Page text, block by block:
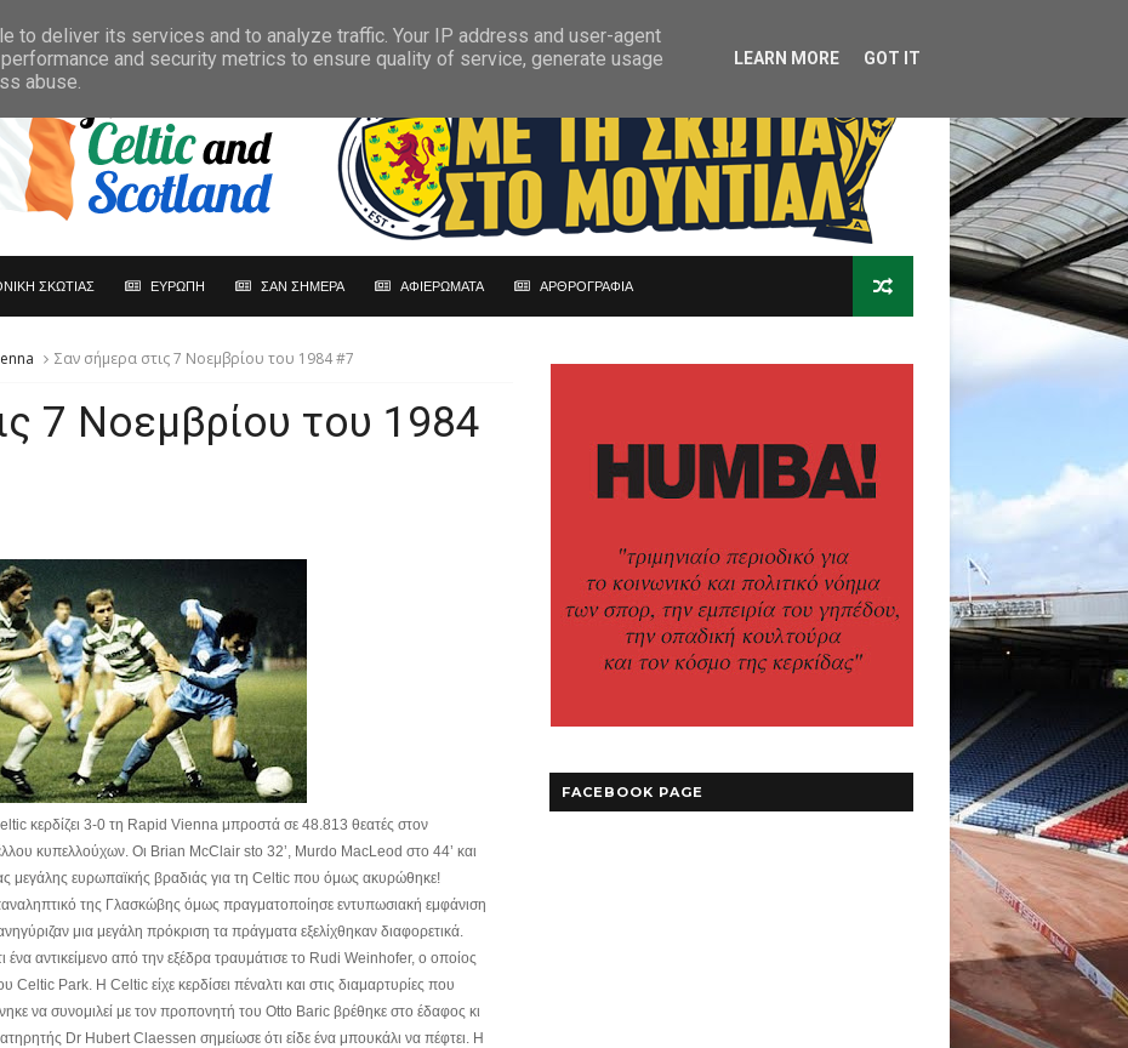
ΣΚΩΤΙΑΣ ΕΥΡΩΠΗ ΣΑΝ ΣΗΜΕΡΑ ΑΦΙΕΡΩΜΑΤΑ ΑΡΘΡΟΓΡΑΦΙΑ
Σαν σήμερα στις 7 Νοεμβρίου του 1984 #7
7 Νοεμβρίου του 1984
κερδίζει 3-0 τη Rapid Vienna μπροστά σε 48.813 θεατές στον
κυπελλούχων. Οι Brian McClair sto 32’, Murdo MacLeod στο 44’ και
μεγάλης ευρωπαϊκής βραδιάς για τη Celtic που όμως ακυρώθηκε!
της Γλασκώβης όμως πραγματοποίησε εντυπωσιακή εμφάνιση
μια μεγάλη πρόκριση τα πράγματα εξελίχθηκαν διαφορετικά.
ένα αντικείμενο από την εξέδρα τραυμάτισε το Rudi Weinhofer, ο οποίος
Park. Η Celtic είχε κερδίσει πέναλτι και στις διαμαρτυρίες που
να συνομιλεί με τον προπονητή του Otto Baric βρέθηκε στο έδαφος κι
Dr Hubert Claessen σημείωσε ότι είδε ένα μπουκάλι να πέφτει. H
FACEBOOK PAGE
to deliver its services and to analyze traffic. Your IP address and user-agent
and security metrics to ensure quality of service, generate usage
abuse.
LEARN MORE GOT IT